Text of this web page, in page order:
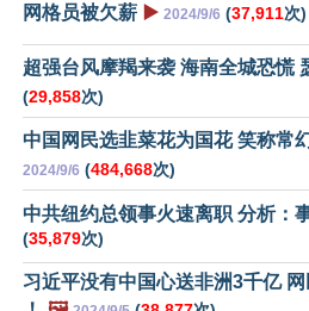
网格员被欠薪 ▶️ 2024/9/6 (37,911次)
超强台风摩羯来袭 海南全城恐慌
(29,858次)
中国网民选韭菜花为国花 笑称常
2024/9/6 (484,668次)
中共纽约总领事火速离职 分析：
(35,879次)
习近平没有中国心送非洲3千亿